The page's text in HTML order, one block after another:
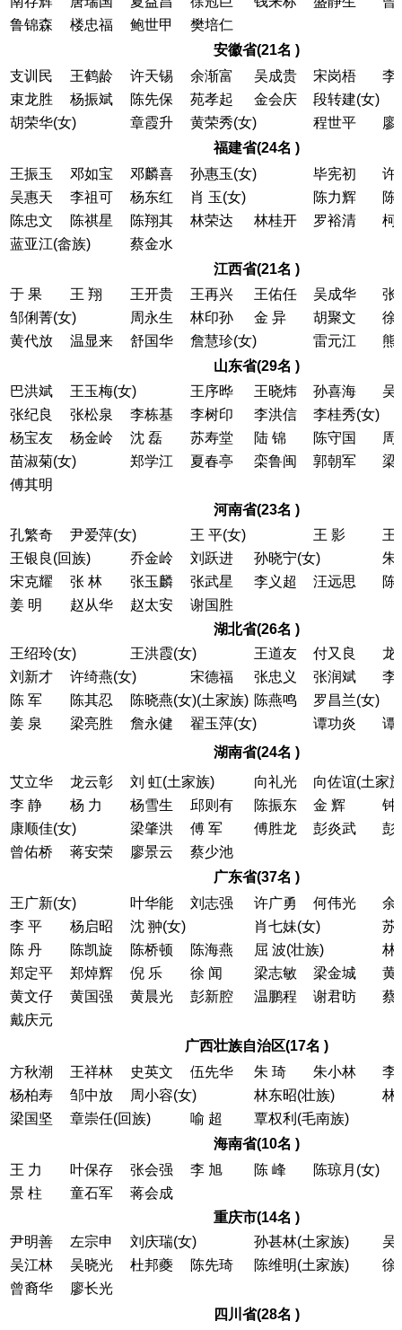
鲁锦森
楼忠福 鲍世甲
樊培仁
安徽省(21名 )
支训民
王鹤龄 许天锡 余渐富 吴成贵 宋岗梧
李
束龙胜
杨振斌 陈先保 苑孝起 金会庆
段转建(女)
胡荣华(女)
章霞升 黄荣秀(女) 程世平
廖
福建省(24名 )
王振玉
邓如宝 邓麟喜 孙惠玉(女) 毕宪初
许
吴惠天
李祖可 杨东红 肖 玉(女) 陈力辉
陈
陈忠文
陈祺星 陈翔其 林荣达 林桂开 罗裕清
柯
蓝亚江(畲族)
蔡金水
江西省(21名 )
于 果
王 翔 王开贵 王再兴 王佑任 吴成华
张
邹俐菁(女)
周永生 林印孙 金 异 胡聚文
徐
黄代放
温显来 舒国华 詹慧珍(女) 雷元江
熊
山东省(29名 )
巴洪斌
王玉梅(女) 王序晔 王晓炜 孙喜海
吴
张纪良
张松泉 李栋基 李树印 李洪信
李桂秀(女)
杨宝友
杨金岭 沈 磊 苏寿堂 陆 锦 陈守国
周
苗淑菊(女)
郑学江 夏春亭 栾鲁闽 郭朝军
梁
傅其明
河南省(23名 )
孔繁奇
尹爱萍(女) 王 平(女) 王 影
王
王银良(回族)
乔金岭 刘跃进 孙晓宁(女)
朱
宋克耀
张 林 张玉麟 张武星 李义超 汪远思
陈
姜 明
赵从华 赵太安
谢国胜
湖北省(26名 )
王绍玲(女)
王洪霞(女) 王道友 付又良
龙
刘新才
许绮燕(女) 宋德福 张忠义 张润斌
李
陈 军
陈其忍 陈晓燕(女)(土家族) 陈燕鸣
罗昌兰(女)
姜 泉
梁亮胜 詹永健 翟玉萍(女) 谭功炎
谭
湖南省(24名 )
艾立华
龙云彰 刘 虹(土家族) 向礼光
向佐谊(土家
李 静
杨 力 杨雪生 邱则有 陈振东 金 辉
钟
康顺佳(女)
梁肇洪 傅 军 傅胜龙 彭炎武
彭
曾佑桥
蒋安荣 廖景云
蔡少池
广东省(37名 )
王广新(女)
叶华能 刘志强 许广勇 何伟光
余
李 平
杨启昭 沈 翀(女) 肖七妹(女)
苏
陈 丹
陈凯旋 陈桥顿 陈海燕 屈 波(壮族)
林
郑定平
郑焯辉 倪 乐 徐 闻 梁志敏 梁金城
黄
黄文仔
黄国强 黄晨光 彭新腔 温鹏程 谢君昉
蔡
戴庆元
广西壮族自治区(17名 )
方秋潮
王祥林 史英文 伍先华 朱 琦 朱小林
李
杨柏寿
邹中放 周小容(女) 林东昭(壮族)
林
梁国坚
章崇任(回族) 喻 超
覃权利(毛南族)
海南省(10名 )
王 力
叶保存 张会强 李 旭 陈 峰
陈琼月(女)
景 柱
童石军
蒋会成
重庆市(14名 )
尹明善
左宗申 刘庆瑞(女) 孙甚林(土家族)
吴
吴江林
吴晓光 杜邦夔 陈先琦 陈维明(土家族)
徐
曾裔华
廖长光
四川省(28名 )